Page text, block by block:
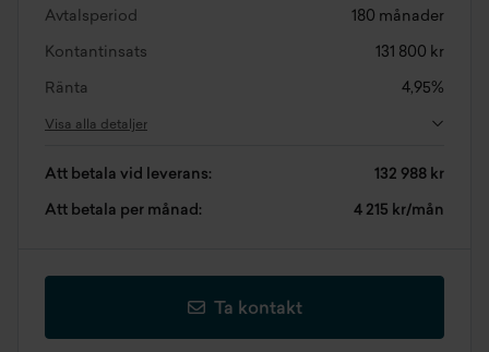
Avtalsperiod 180 månader
Kontantinsats 131 800 kr
Ränta 4,95%
Visa alla detaljer
Att betala vid leverans: 132 988 kr
Att betala per månad: 4 215 kr/mån
Ta kontakt